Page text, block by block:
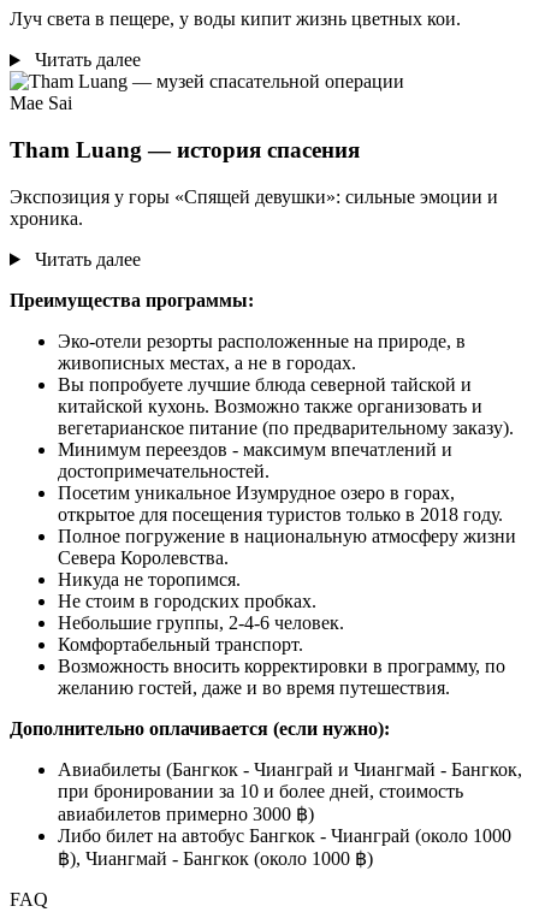
Луч света в пещере, у воды кипит жизнь цветных кои.
Читать далее
Mae Sai
Tham Luang — история спасения
Экспозиция у горы «Спящей девушки»: сильные эмоции и
хроника.
Читать далее
Преимущества программы:
Эко-отели резорты расположенные на природе, в
живописных местах, а не в городах.
Вы попробуете лучшие блюда северной тайской и
китайской кухонь. Возможно также организовать и
вегетарианское питание (по предварительному заказу).
Минимум переездов - максимум впечатлений и
достопримечательностей.
Посетим уникальное Изумрудное озеро в горах,
открытое для посещения туристов только в 2018 году.
Полное погружение в национальную атмосферу жизни
Севера Королевства.
Никуда не торопимся.
Не стоим в городских пробках.
Небольшие группы, 2-4-6 человек.
Комфортабельный транспорт.
Возможность вносить корректировки в программу, по
желанию гостей, даже и во время путешествия.
Дополнительно оплачивается (если нужно):
Авиабилеты (Бангкок - Чианграй и Чиангмай - Бангкок,
при бронировании за 10 и более дней, стоимость
авиабилетов примерно 3000 ฿)
Либо билет на автобус Бангкок - Чианграй (около 1000
฿), Чиангмай - Бангкок (около 1000 ฿)
FAQ